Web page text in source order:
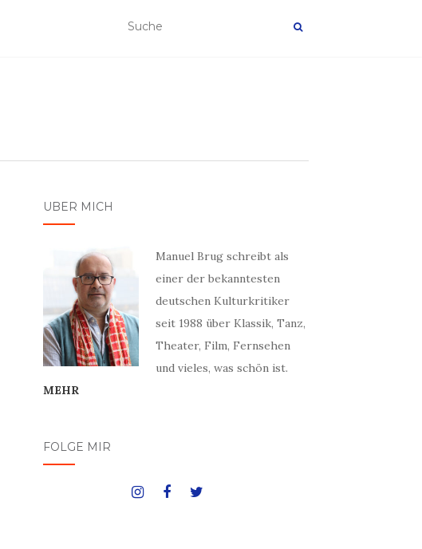
ÜBER MICH
Manuel Brug schreibt als
einer der bekanntesten
deutschen Kulturkritiker
seit 1988 über Klassik, Tanz,
Theater, Film, Fernsehen
und vieles, was schön ist.
MEHR
FOLGE MIR